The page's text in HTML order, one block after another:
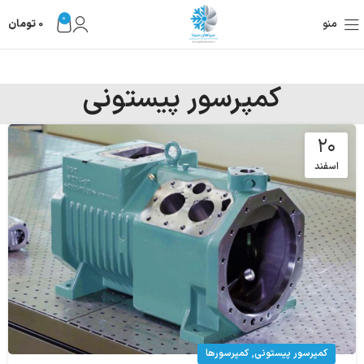
منو 0
0 تومان
کمپرسور پیستونی
۲۰
اسفند
کمپرسور پیستونی,کمپرسورها